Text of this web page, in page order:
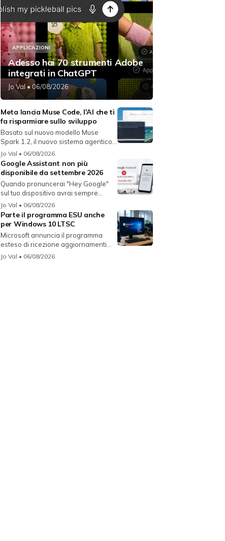
APPLICAZIONI
Adesso hai 70 strumenti Adobe
integrati in ChatGPT
Jo Val • 06/08/2026
Meta lancia Muse Code, l'AI che ti
fa risparmiare sullo sviluppo
Basato sul nuovo modello Muse
Spark 1.2, il nuovo sistema agentico
fun...
Jo Val • 06/08/2026
Google Assistant non più
disponibile da settembre 2026
Quando pronuncerai "Hey Google"
sul tuo dispositivo avrai sempre
Gemin...
Jo Val • 06/08/2026
Parte il programma ESU anche
per Windows 10 LTSC
Microsoft annuncia il programma
esteso di ricezione aggiornamenti
per...
Jo Val • 06/08/2026